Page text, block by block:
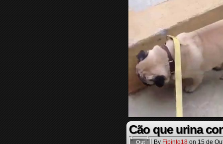
Cão que urina
Out By Fjpinto18 on 15 de